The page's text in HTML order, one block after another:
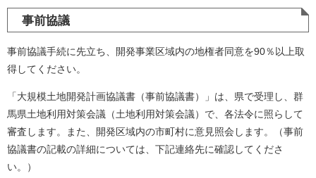
事前協議
事前協議手続に先立ち、開発事業区域内の地権者同意を90％以上取
得してください。
「大規模土地開発計画協議書（事前協議書）」は、県で受理し、群
馬県土地利用対策会議（土地利用対策会議）で、各法令に照らして
審査します。また、開発区域内の市町村に意見照会します。（事前
協議書の記載の詳細については、下記連絡先に確認してくださ
い。）